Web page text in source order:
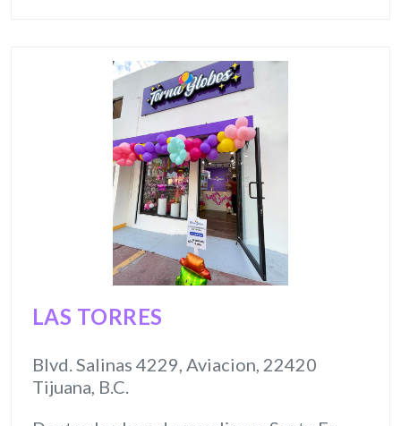
LAS TORRES
Blvd. Salinas 4229, Aviacion, 22420
Tijuana, B.C.